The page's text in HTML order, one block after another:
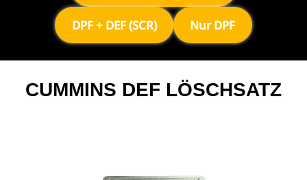
DPF + DEF (SCR) Nur DPF
CUMMINS DEF LÖSCHSATZ